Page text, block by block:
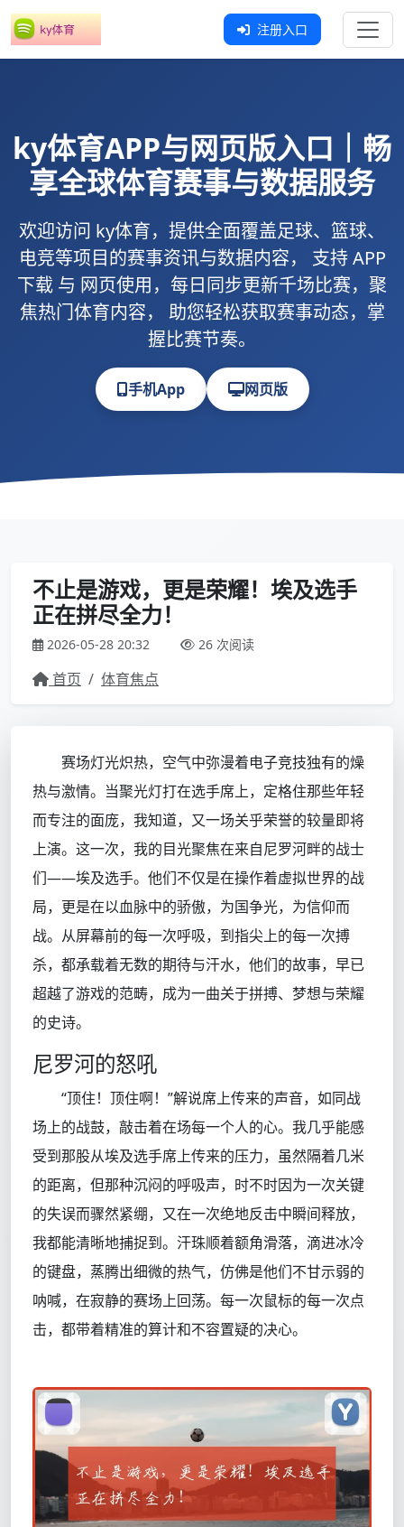
注册入口
ky体育APP与网页版入口｜畅
享全球体育赛事与数据服务
欢迎访问 ky体育，提供全面覆盖足球、篮球、
电竞等项目的赛事资讯与数据内容， 支持APP
下载 与 网页使用，每日同步更新千场比赛，聚
焦热门体育内容， 助您轻松获取赛事动态，掌
握比赛节奏。
手机App 网页版
不止是游戏，更是荣耀！埃及选手
正在拼尽全力！
2026-05-28 20:32 26 次阅读
首页 / 体育焦点
赛场灯光炽热，空气中弥漫着电子竞技独有的燥
热与激情。当聚光灯打在选手席上，定格住那些年轻
而专注的面庞，我知道，又一场关乎荣誉的较量即将
上演。这一次，我的目光聚焦在来自尼罗河畔的战士
们——埃及选手。他们不仅是在操作着虚拟世界的战
局，更是在以血脉中的骄傲，为国争光，为信仰而
战。从屏幕前的每一次呼吸，到指尖上的每一次搏
杀，都承载着无数的期待与汗水，他们的故事，早已
超越了游戏的范畴，成为一曲关于拼搏、梦想与荣耀
的史诗。
尼罗河的怒吼
“顶住！顶住啊！”解说席上传来的声音，如同战
场上的战鼓，敲击着在场每一个人的心。我几乎能感
受到那股从埃及选手席上传来的压力，虽然隔着几米
的距离，但那种沉闷的呼吸声，时不时因为一次关键
的失误而骤然紧绷，又在一次绝地反击中瞬间释放，
我都能清晰地捕捉到。汗珠顺着额角滑落，滴进冰冷
的键盘，蒸腾出细微的热气，仿佛是他们不甘示弱的
呐喊，在寂静的赛场上回荡。每一次鼠标的每一次点
击，都带着精准的算计和不容置疑的决心。